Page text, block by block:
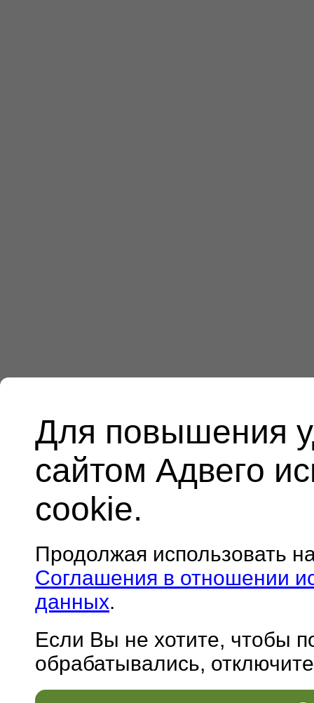
Для повышения
сайтом Адвего
cookie.
Продолжая использовать
Соглашения в отношении
данных.
Если Вы не хотите, чтобы
обрабатывались,